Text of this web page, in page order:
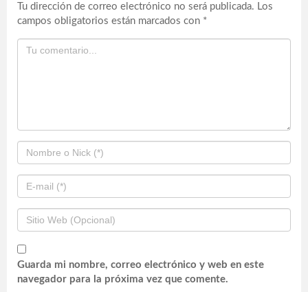
Tu dirección de correo electrónico no será publicada. Los
campos obligatorios están marcados con *
Guarda mi nombre, correo electrónico y web en este
navegador para la próxima vez que comente.